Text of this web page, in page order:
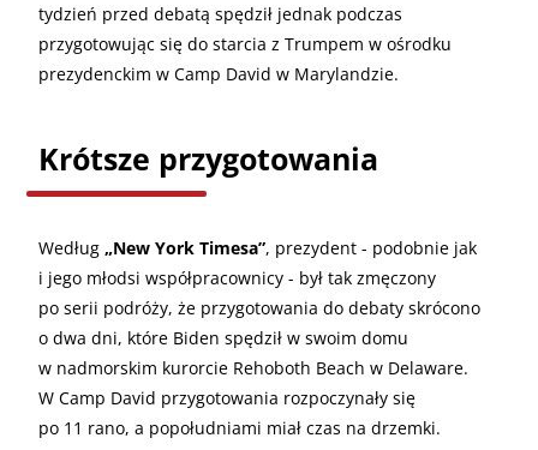
tydzień przed debatą spędził jednak podczas
przygotowując się do starcia z Trumpem w ośrodku
prezydenckim w Camp David w Marylandzie.
Krótsze przygotowania
Według „New York Timesa”, prezydent - podobnie jak
i jego młodsi współpracownicy - był tak zmęczony
po serii podróży, że przygotowania do debaty skrócono
o dwa dni, które Biden spędził w swoim domu
w nadmorskim kurorcie Rehoboth Beach w Delaware.
W Camp David przygotowania rozpoczynały się
po 11 rano, a popołudniami miał czas na drzemki.